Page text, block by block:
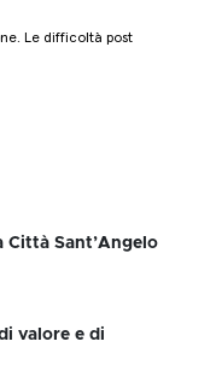
Le difficoltà post
Città Sant’Angelo
valore e di